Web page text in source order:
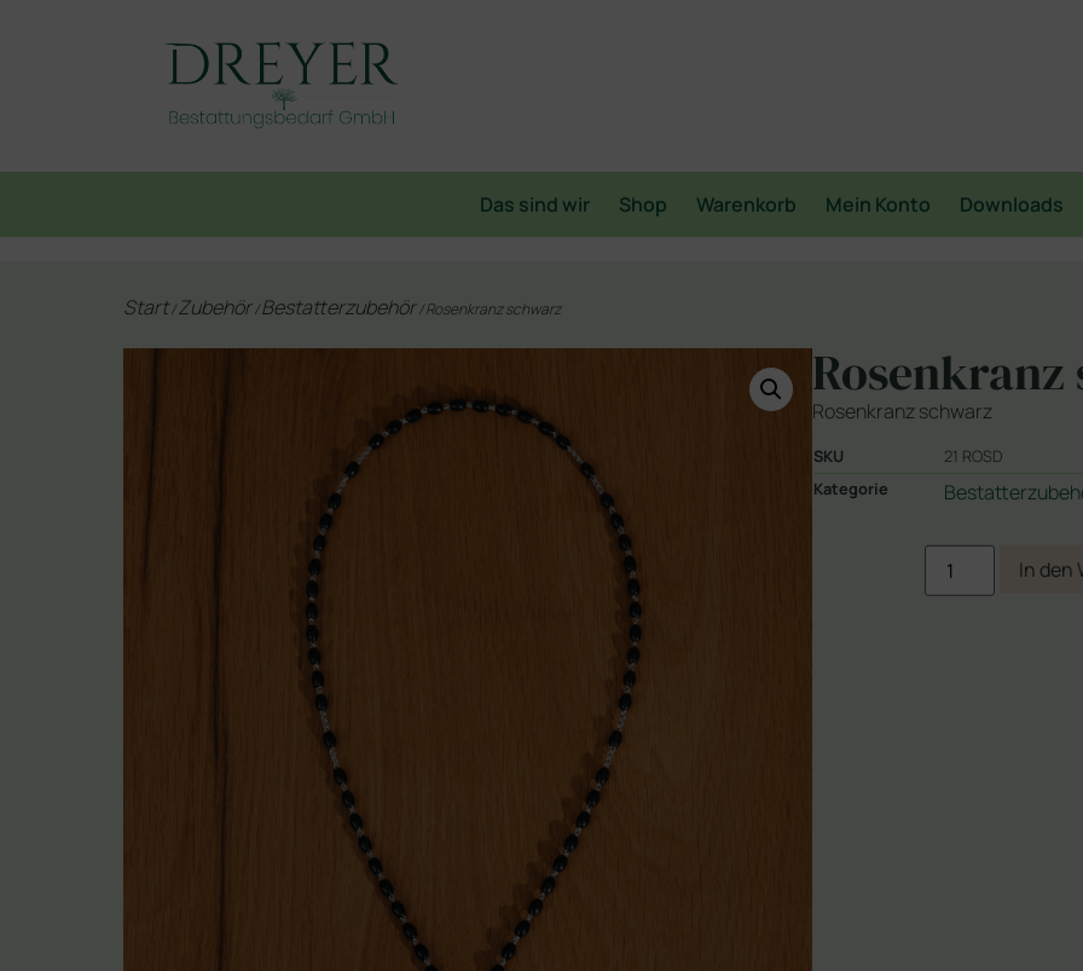
Das sind wir Shop Warenkorb Mein Konto Downloads
Start/Zubehör/Bestatterzubehör/ Rosenkranz schwarz
Rosenkranz
Rosenkranz schwarz
SKU
21 ROSD
Kategorie
In den